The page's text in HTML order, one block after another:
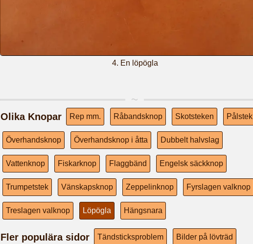
En löpögla
Olika Knopar Rep mm. Råbandsknop Skotsteken Pålstek
Överhandsknop Överhandsknop i åtta Dubbelt halvslag
Vattenknop Fiskarknop Flaggbänd Engelsk säckknop
Trumpetstek Vänskapsknop Zeppelinknop Fyrslagen valknop
Treslagen valknop Löpögla Hängsnara
Fler populära sidor Tändsticksproblem Bilder på lövträd